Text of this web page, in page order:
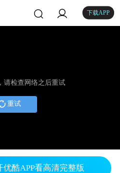
下载APP
请检查网络之后重试
重试
酷APP看高清完整版